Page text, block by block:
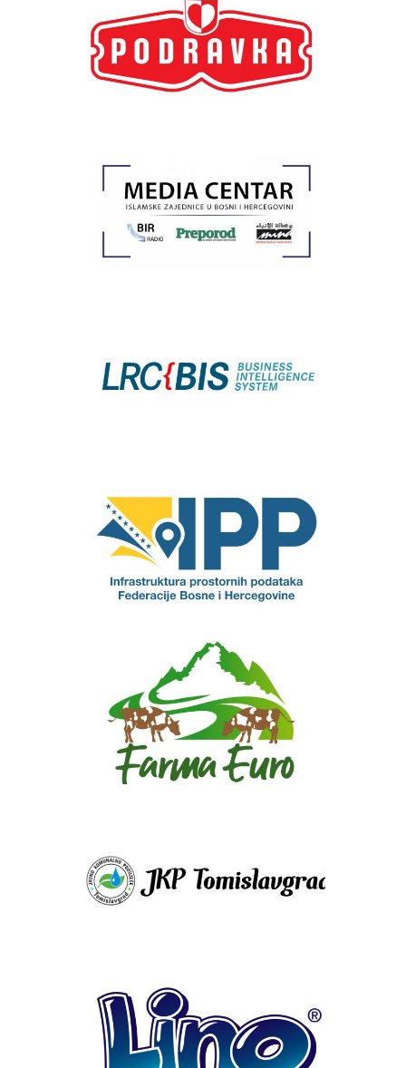
Podravka
Media centar
LRC BIS
Infrastruktura prostornih
podataka FBiH
Farma Euro
JKP Tomislavgrad
LINO